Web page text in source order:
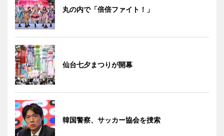
丸の内で「倍倍ファイト！」
仙台七夕まつりが開幕
韓国警察、サッカー協会を捜索